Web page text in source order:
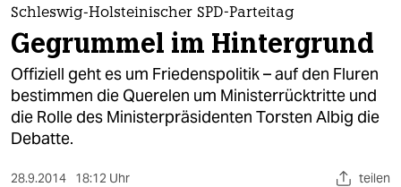
themen
politik
öko
gesellschaft
kultur
Schleswig-Holsteinischer SPD-Parteitag
Gegrummel im Hintergrund
Offiziell geht es um Friedenspolitik – auf den Fluren
bestimmen die Querelen um Ministerrücktritte und
die Rolle des Ministerpräsidenten Torsten Albig die
Debatte.
28.9.2014 18:12 Uhr teilen